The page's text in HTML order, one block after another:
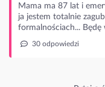
i emeryturę 1800 zł...,
zagubiona w tych
Będę wdzięczna za